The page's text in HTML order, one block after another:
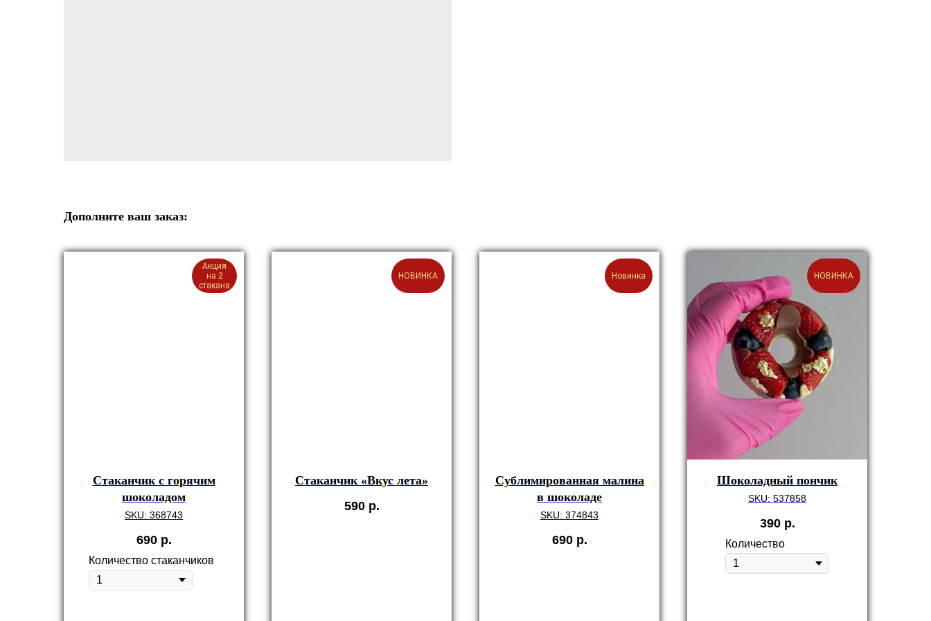
Дополните ваш заказ:
Акция
на 2
стакана
Стаканчик с горячим
шоколадом
SKU: 368743
690 р.
Количество стаканчиков
НОВИНКА
Стаканчик «Вкус лета»
590 р.
Новинка
Сублимированная малина
в шоколаде
SKU: 374843
690 р.
НОВИНКА
Шоколадный пончик
SKU: 537858
390 р.
Количество